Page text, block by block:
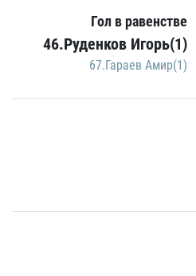
Гол в равенстве
46.Руденков Игорь(1)
67.Гараев Амир(1)